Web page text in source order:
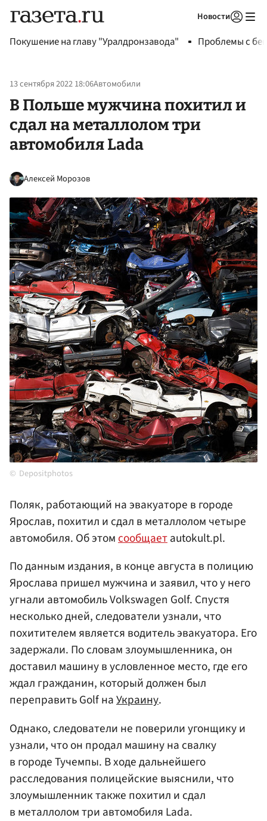
Новости
Покушение на главу "Уралдронзавода" Проблемы с
13 сентября 2022 18:06Автомобили
В Польше мужчина похитил и
сдал на металлолом три
автомобиля Lada
Алексей Морозов
Depositphotos
Поляк, работающий на эвакуаторе в городе
Ярослав, похитил и сдал в металлолом четыре
автомобиля. Об этомсообщаетautokult.pl.
По данным издания, в конце августа в полицию
Ярослава пришел мужчина и заявил, что у него
угнали автомобиль Volkswagen Golf. Спустя
несколько дней, следователи узнали, что
похитителем является водитель эвакуатора. Его
задержали. По словам злоумышленника, он
доставил машину в условленное место, где его
ждал гражданин, который должен был
переправить Golf наУкраину.
Однако, следователи не поверили угонщику и
узнали, что он продал машину на свалку
в городе Тучемпы. В ходе дальнейшего
расследования полицейские выяснили, что
злоумышленник также похитил и сдал
в металлолом три автомобиля Lada.